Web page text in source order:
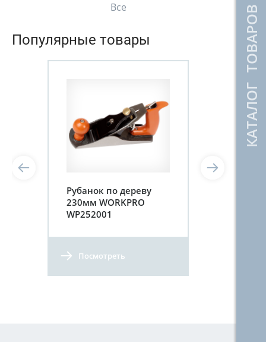
КАТАЛОГ ТОВАРОВ
Все
Популярные товары
Рубанок по дереву
230мм WORKPRO
WP252001
Посмотреть